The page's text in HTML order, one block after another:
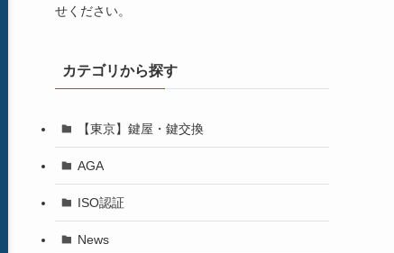
せください。
カテゴリから探す
【東京】鍵屋・鍵交換
AGA
ISO認証
News